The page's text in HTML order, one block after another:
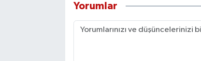
Yorumlar